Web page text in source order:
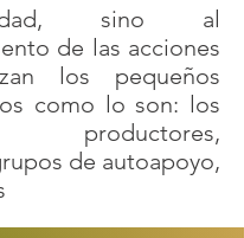
sino al
de las acciones
los pequeños
como lo son: los
productores,
de autoapoyo,